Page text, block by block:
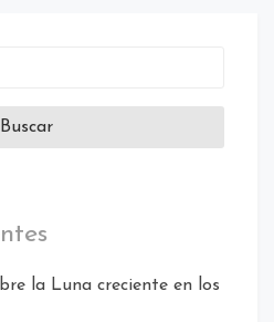
la Luna creciente en los